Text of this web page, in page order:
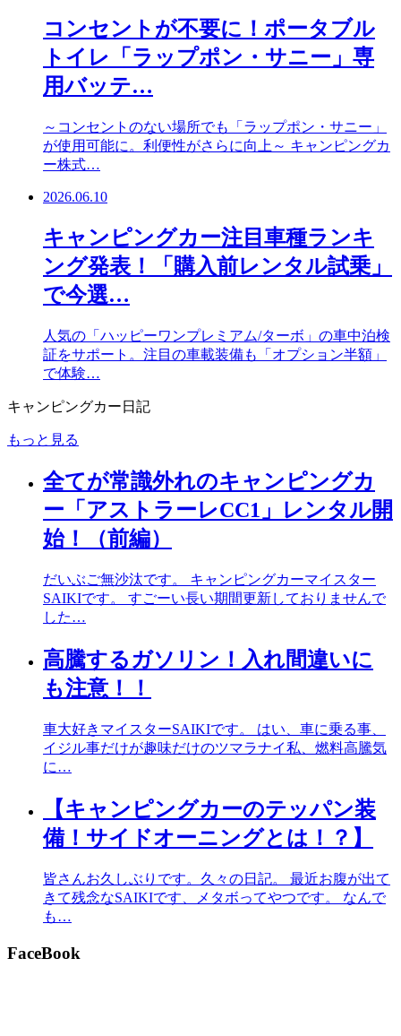
コンセントが不要に！ポータブル
トイレ「ラップポン・サニー」専
用バッテ…
～コンセントのない場所でも「ラップポン・サニー」
が使用可能に。利便性がさらに向上～ キャンピングカ
ー株式…
2026.06.10
キャンピングカー注目車種ランキ
ング発表！「購入前レンタル試乗」
で今選…
人気の「ハッピーワンプレミアム/ターボ」の車中泊検
証をサポート。注目の車載装備も「オプション半額」
で体験…
キャンピングカー日記
もっと見る
全てが常識外れのキャンピングカ
ー「アストラーレCC1」レンタル開
始！（前編）
だいぶご無沙汰です。 キャンピングカーマイスター
SAIKIです。 すごーい長い期間更新しておりませんで
した…
高騰するガソリン！入れ間違いに
も注意！！
車大好きマイスターSAIKIです。 はい、車に乗る事、
イジル事だけが趣味だけのツマラナイ私、燃料高騰気
に…
【キャンピングカーのテッパン装
備！サイドオーニングとは！？】
皆さんお久しぶりです。久々の日記。 最近お腹が出て
きて残念なSAIKIです、メタボってやつです。 なんで
も…
FaceBook